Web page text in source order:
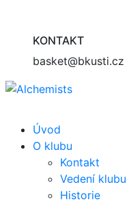
KONTAKT
basket@bkusti.cz
Úvod
O klubu
Kontakt
Vedení klubu
Historie